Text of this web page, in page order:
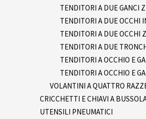
TENDITORI A DUE GANCI
TENDITORI A DUE OCCHI
TENDITORI A DUE OCCHI
TENDITORI A DUE
TENDITORI A OCCHIO E
TENDITORI A OCCHIO E
VOLANTINI A QUATTRO
CRICCHETTI E CHIAVI A
UTENSILI PNEUMATICI